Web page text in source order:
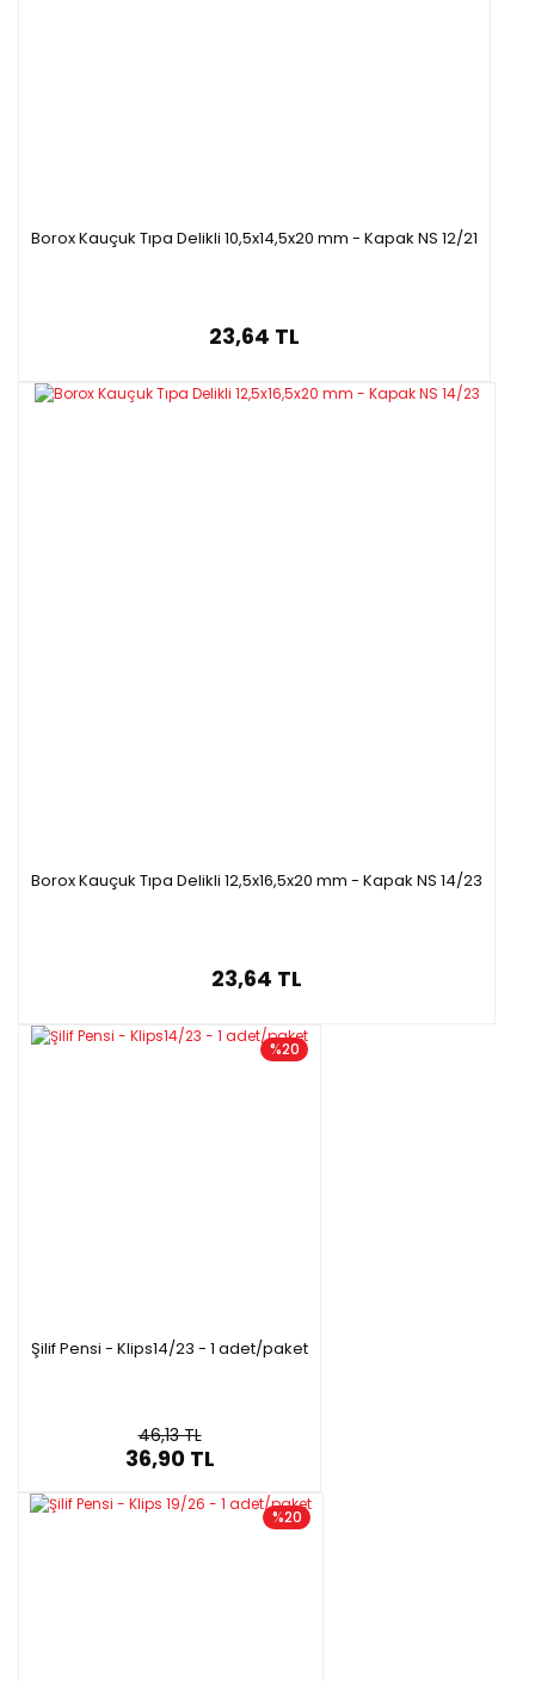
Borox Kauçuk Tıpa Delikli 10,5x14,5x20 mm - Kapak NS 12/21
23,64 TL
Borox Kauçuk Tıpa Delikli 12,5x16,5x20 mm - Kapak NS 14/23
23,64 TL
%20
Şilif Pensi - Klips14/23 - 1 adet/paket
46,13 TL
36,90 TL
%20